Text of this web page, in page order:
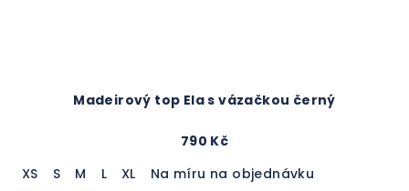
Madeirový top Ela s vázačkou černý
790 Kč
XS
S M L XL Na míru na objednávku